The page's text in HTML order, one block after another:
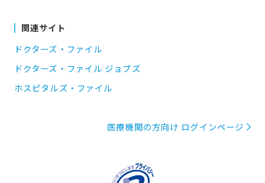
関連サイト
ドクターズ・ファイル
ドクターズ・ファイル ジョブズ
ホスピタルズ・ファイル
医療機関の方向け ログインページ